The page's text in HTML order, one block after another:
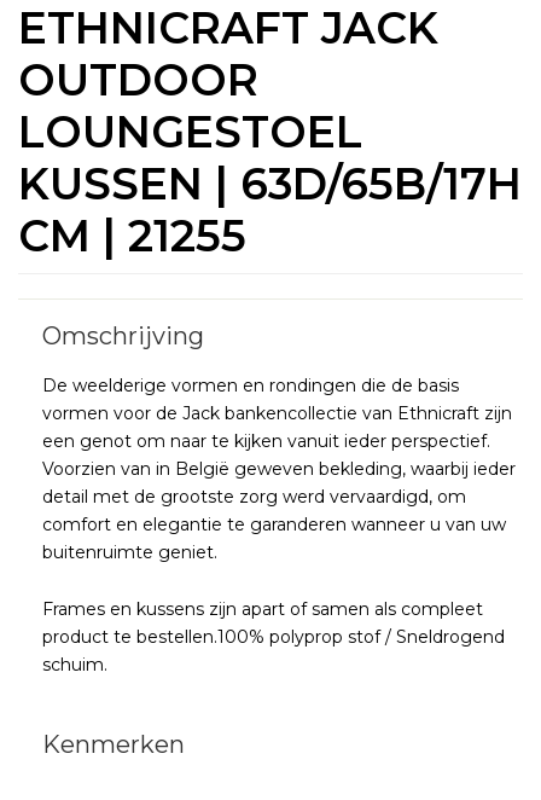
ETHNICRAFT JACK
OUTDOOR
LOUNGESTOEL
KUSSEN | 63D/65B/17H
CM | 21255
De weelderige vormen en rondingen die de basis
vormen voor de Jack bankencollectie van Ethnicraft zijn
een genot om naar te kijken vanuit ieder perspectief.
Voorzien van in België geweven bekleding, waarbij ieder
detail met de grootste zorg werd vervaardigd, om
comfort en elegantie te garanderen wanneer u van uw
buitenruimte geniet.
Frames en kussens zijn apart of samen als compleet
product te bestellen.100% polyprop stof / Sneldrogend
schuim.